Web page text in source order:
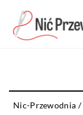
Nic-Przewodnia /